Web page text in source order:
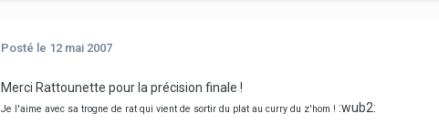
Posté le 12 mai 2007
Merci Rattounette pour la précision finale !
Je l'aime avec sa trogne de rat qui vient de sortir du plat au curry du z'hom ! :wub2: